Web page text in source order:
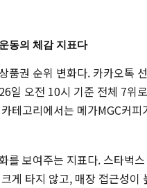
동의 체감 지표다
품권 순위 변화다. 카카오톡
일 오전 10시 기준 전체 7위
테고리에서는 메가MGC커
를 보여주는 지표다. 스타벅
게 타지 않고, 매장 접근성이